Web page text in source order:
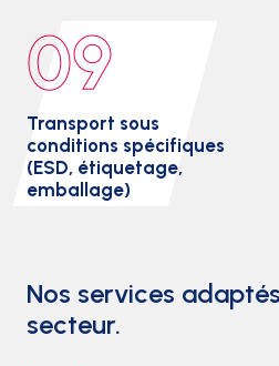
09
Transport sous
conditions spécifiques
(ESD, étiquetage,
emballage)
Nos services
secteur.